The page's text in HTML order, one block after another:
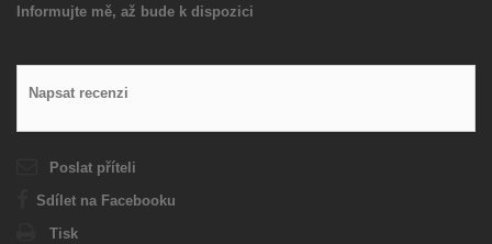
Informujte mě, až bude k dispozici
Napsat recenzi
Poslat příteli
Sdílet na Facebooku
Tisk